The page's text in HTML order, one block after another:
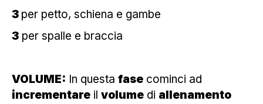
3 per petto, schiena e gambe
3 per spalle e braccia
VOLUME: In questa fase cominci ad
incrementare il volume di allenamento